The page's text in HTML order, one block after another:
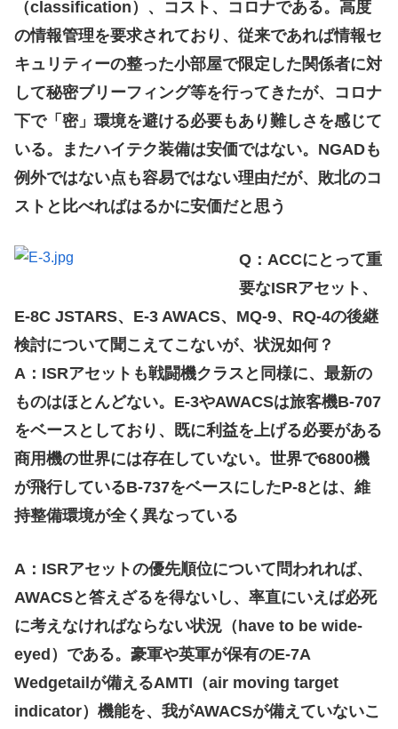
（classification）、コスト、コロナである。高度
の情報管理を要求されており、従来であれば情報セ
キュリティーの整った小部屋で限定した関係者に対
して秘密ブリーフィング等を行ってきたが、コロナ
下で「密」環境を避ける必要もあり難しさを感じて
いる。またハイテク装備は安価ではない。NGADも
例外ではない点も容易ではない理由だが、敗北のコ
ストと比べればはるかに安価だと思う
Q：ACCにとって重
要なISRアセット、
E-8C JSTARS、E-3 AWACS、MQ-9、RQ-4の後継
検討について聞こえてこないが、状況如何？
A：ISRアセットも戦闘機クラスと同様に、最新の
ものはほとんどない。E-3やAWACSは旅客機B-707
をベースとしており、既に利益を上げる必要がある
商用機の世界には存在していない。世界で6800機
が飛行しているB-737をベースにしたP-8とは、維
持整備環境が全く異なっている
A：ISRアセットの優先順位について問われれば、
AWACSと答えざるを得ないし、率直にいえば必死
に考えなければならない状況（have to be wide-
eyed）である。豪軍や英軍が保有のE-7A
Wedgetailが備えるAMTI（air moving target
indicator）機能を、我がAWACSが備えていないこ